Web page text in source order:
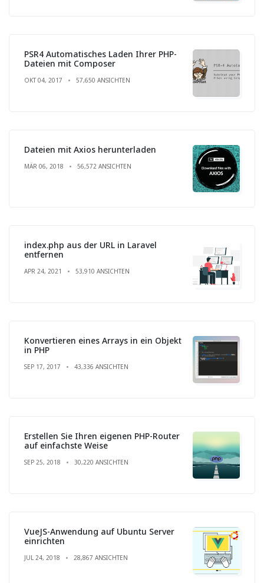
PSR4 Automatisches Laden Ihrer PHP-
Dateien mit Composer
OKT 04, 2017 57,650 ANSICHTEN
Dateien mit Axios herunterladen
MÄR 06, 2018 56,572 ANSICHTEN
index.php aus der URL in Laravel
entfernen
APR 24, 2021 53,910 ANSICHTEN
Konvertieren eines Arrays in ein Objekt
in PHP
SEP 17, 2017 43,336 ANSICHTEN
Erstellen Sie Ihren eigenen PHP-Router
auf einfachste Weise
SEP 25, 2018 30,220 ANSICHTEN
VueJS-Anwendung auf Ubuntu Server
einrichten
JUL 24, 2018 28,867 ANSICHTEN